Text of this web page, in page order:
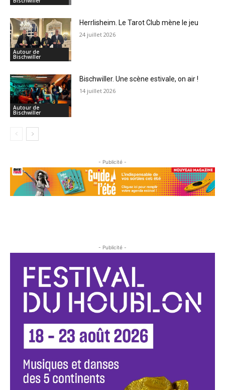
Autour de
Bischwiller
Herrlisheim. Le Tarot Club mène le jeu
24 juillet 2026
Autour de
Bischwiller
Bischwiller. Une scène estivale, on air !
14 juillet 2026
- Publicité -
- Publicité -